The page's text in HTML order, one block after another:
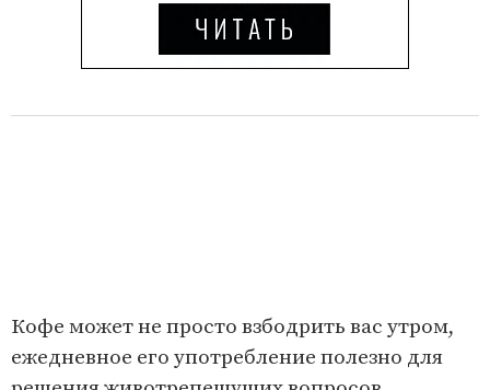
Кофе может не просто взбодрить вас утром,
ежедневное его употребление полезно для